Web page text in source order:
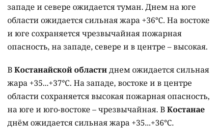
западе и севере ожидается туман. Днем на юге
области ожидается сильная жара +36°C. На востоке
и юге сохраняется чрезвычайная пожарная
опасность, на западе, севере и в центре – высокая.
ВКостанайской областиднем ожидается сильная
жара +35...+37°C. На западе, востоке и в центре
области сохраняется высокая пожарная опасность,
на юге и юго-востоке – чрезвычайная. ВКостанае
днём ожидается сильная жара +35...+36°C.